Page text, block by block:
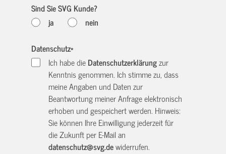
Sind Sie SVG Kunde?
ja
nein
Datenschutz*
Ich habe dieDatenschutzerklärungzur
Kenntnis genommen. Ich stimme zu, dass
meine Angaben und Daten zur
Beantwortung meiner Anfrage elektronisch
erhoben und gespeichert werden. Hinweis:
Sie können Ihre Einwilligung jederzeit für
die Zukunft per E-Mail an
datenschutz@svg.dewiderrufen.